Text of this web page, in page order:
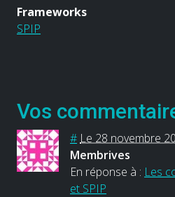
Frameworks
SPIP
Vos
# Le 28 novembre
Membrives
En réponse à : Les
et SPIP